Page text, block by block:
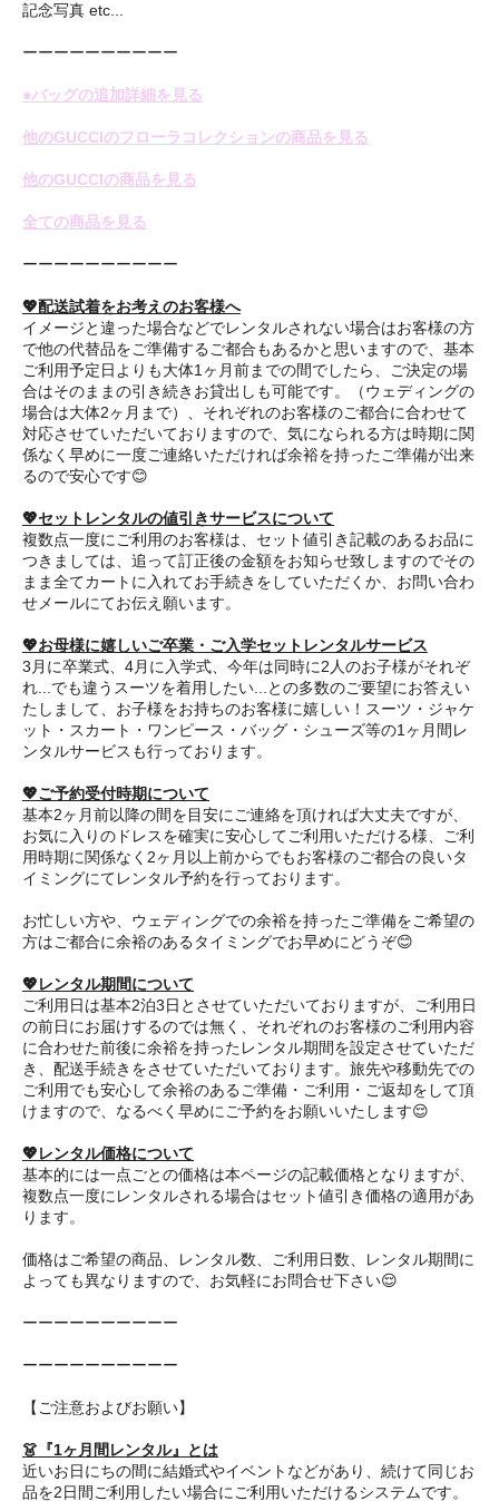
記念写真 etc...
ーーーーーーーーーー
●バッグの追加詳細を見る
他のGUCCIのフローラコレクションの商品を見る
他のGUCCIの商品を見る
全ての商品を見る
ーーーーーーーーーー
💖配送試着をお考えのお客様へ
イメージと違った場合などでレンタルされない場合はお客様の方
で他の代替品をご準備するご都合もあるかと思いますので、基本
ご利用予定日よりも大体1ヶ月前までの間でしたら、ご決定の場
合はそのままの引き続きお貸出しも可能です。（ウェディングの
場合は大体2ヶ月まで）、それぞれのお客様のご都合に合わせて
対応させていただいておりますので、気になられる方は時期に関
係なく早めに一度ご連絡いただければ余裕を持ったご準備が出来
るので安心です😊
💖セットレンタルの値引きサービスについて
複数点一度にご利用のお客様は、セット値引き記載のあるお品に
つきましては、追って訂正後の金額をお知らせ致しますのでその
まま全てカートに入れてお手続きをしていただくか、お問い合わ
せメールにてお伝え願います。
💖お母様に嬉しいご卒業・ご入学セットレンタルサービス
3月に卒業式、4月に入学式、今年は同時に2人のお子様がそれぞ
れ...でも違うスーツを着用したい...との多数のご要望にお答えい
たしまして、お子様をお持ちのお客様に嬉しい！スーツ・ジャケ
ット・スカート・ワンピース・バッグ・シューズ等の1ヶ月間レ
ンタルサービスも行っております。
💖ご予約受付時期について
基本2ヶ月前以降の間を目安にご連絡を頂ければ大丈夫ですが、
お気に入りのドレスを確実に安心してご利用いただける様、ご利
用時期に関係なく2ヶ月以上前からでもお客様のご都合の良いタ
イミングにてレンタル予約を行っております。
お忙しい方や、ウェディングでの余裕を持ったご準備をご希望の
方はご都合に余裕のあるタイミングでお早めにどうぞ😊
💖レンタル期間について
ご利用日は基本2泊3日とさせていただいておりますが、ご利用日
の前日にお届けするのでは無く、それぞれのお客様のご利用内容
に合わせた前後に余裕を持ったレンタル期間を設定させていただ
き、配送手続きをさせていただいております。旅先や移動先での
ご利用でも安心して余裕のあるご準備・ご利用・ご返却をして頂
けますので、なるべく早めにご予約をお願いいたします😌
💖レンタル価格について
基本的には一点ごとの価格は本ページの記載価格となりますが、
複数点一度にレンタルされる場合はセット値引き価格の適用があ
ります。
価格はご希望の商品、レンタル数、ご利用日数、レンタル期間に
よっても異なりますので、お気軽にお問合せ下さい😌
ーーーーーーーーーー
ーーーーーーーーーー
【ご注意およびお願い】
👗『1ヶ月間レンタル』とは
近いお日にちの間に結婚式やイベントなどがあり、続けて同じお
品を2日間ご利用したい場合にご利用いただけるシステムです。